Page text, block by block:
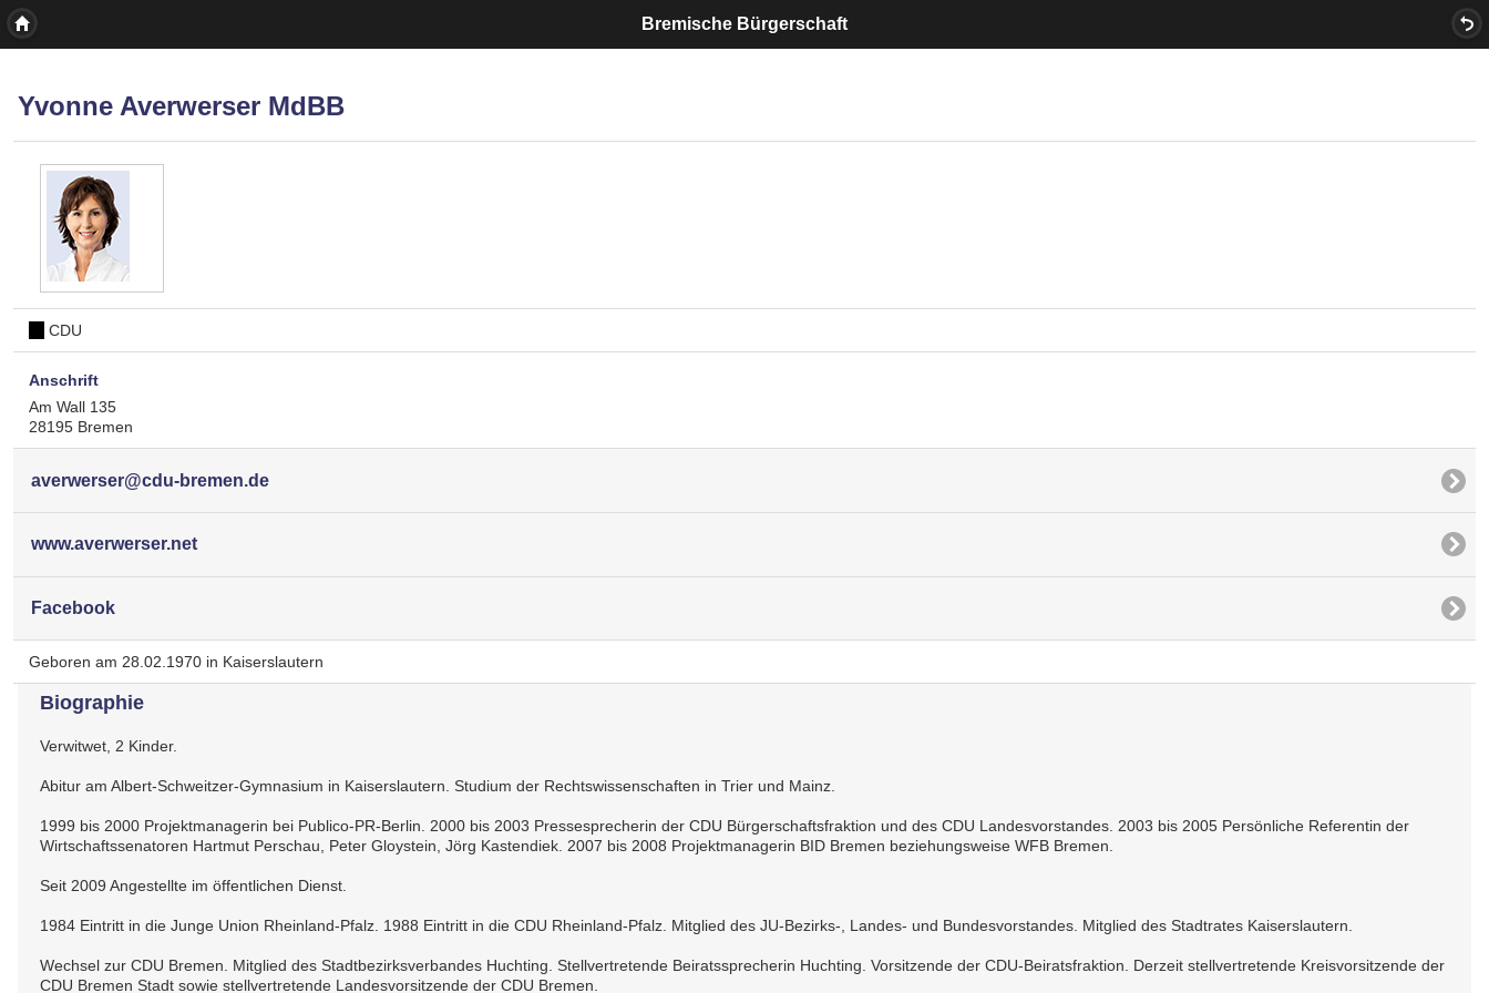
Bremische Bürgerschaft
Yvonne Averwerser MdBB
CDU
Anschrift
Am Wall 135
28195 Bremen
averwerser@cdu-bremen.de
www.averwerser.net
Facebook
Geboren am 28.02.1970 in Kaiserslautern
Biographie
Verwitwet, 2 Kinder.
Abitur am Albert-Schweitzer-Gymnasium in Kaiserslautern. Studium der Rechtswissenschaften in Trier und Mainz.
1999 bis 2000 Projektmanagerin bei Publico-PR-Berlin. 2000 bis 2003 Pressesprecherin der CDU Bürgerschaftsfraktion und des CDU Landesvorstandes. 2003 bis 2005 Persönliche Referentin der
Wirtschaftssenatoren Hartmut Perschau, Peter Gloystein, Jörg Kastendiek. 2007 bis 2008 Projektmanagerin BID Bremen beziehungsweise WFB Bremen.
Seit 2009 Angestellte im öffentlichen Dienst.
1984 Eintritt in die Junge Union Rheinland-Pfalz. 1988 Eintritt in die CDU Rheinland-Pfalz. Mitglied des JU-Bezirks-, Landes- und Bundesvorstandes. Mitglied des Stadtrates Kaiserslautern.
Wechsel zur CDU Bremen. Mitglied des Stadtbezirksverbandes Huchting. Stellvertretende Beiratssprecherin Huchting. Vorsitzende der CDU-Beiratsfraktion. Derzeit stellvertretende Kreisvorsitzende der
CDU Bremen Stadt sowie stellvertretende Landesvorsitzende der CDU Bremen.